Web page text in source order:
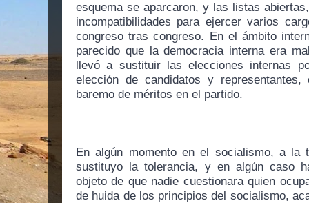
esquema se aparcaron, y las listas
incompatibilidades para ejercer varios
congreso tras congreso. En el ámbito
parecido que la democracia interna era
llevó a sustituir las elecciones internas
elección de candidatos y
baremo de méritos en el partido.
En algún momento en el socialismo, a la
sustituyo la tolerancia, y en algún caso
objeto de que nadie cuestionara quien
de huida de los principios del socialismo,